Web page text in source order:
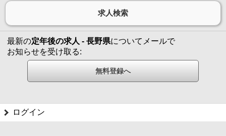
最新の定年後の求人 - 長野県についてメールで
お知らせを受け取る:
ログイン